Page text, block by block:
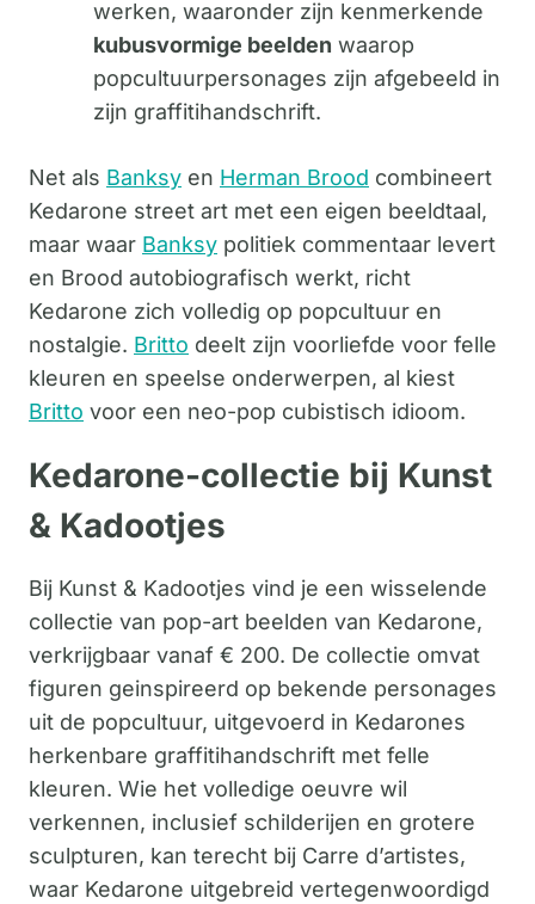
werken, waaronder zijn kenmerkende
kubusvormige beelden waarop
popcultuurpersonages zijn afgebeeld in
zijn graffitihandschrift.
Net als Banksy en Herman Brood combineert
Kedarone street art met een eigen beeldtaal,
maar waar Banksy politiek commentaar levert
en Brood autobiografisch werkt, richt
Kedarone zich volledig op popcultuur en
nostalgie. Britto deelt zijn voorliefde voor felle
kleuren en speelse onderwerpen, al kiest
Britto voor een neo-pop cubistisch idioom.
Kedarone-collectie bij Kunst
& Kadootjes
Bij Kunst & Kadootjes vind je een wisselende
collectie van pop-art beelden van Kedarone,
verkrijgbaar vanaf € 200. De collectie omvat
figuren geinspireerd op bekende personages
uit de popcultuur, uitgevoerd in Kedarones
herkenbare graffitihandschrift met felle
kleuren. Wie het volledige oeuvre wil
verkennen, inclusief schilderijen en grotere
sculpturen, kan terecht bij Carre d’artistes,
waar Kedarone uitgebreid vertegenwoordigd